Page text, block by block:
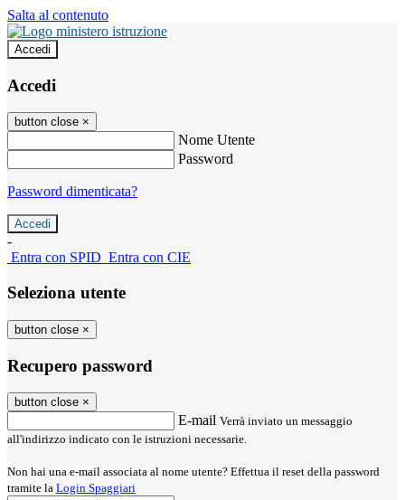
Salta al contenuto
Accedi
Accedi
button close ×
Nome Utente
Password
Password dimenticata?
-
Entra con SPID Entra con CIE
Seleziona utente
button close ×
Recupero password
button close ×
E-mail Verrà inviato un messaggio
all'indirizzo indicato con le istruzioni necessarie.
Non hai una e-mail associata al nome utente? Effettua il reset della password
tramite la Login Spaggiari